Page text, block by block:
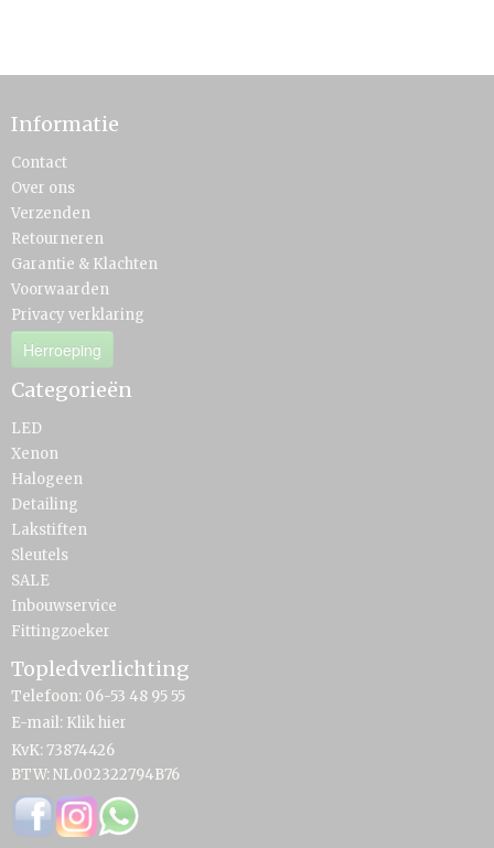
Informatie
Contact
Over ons
Verzenden
Retourneren
Garantie & Klachten
Voorwaarden
Privacy verklaring
Herroeping
Categorieën
LED
Xenon
Halogeen
Detailing
Lakstiften
Sleutels
SALE
Inbouwservice
Fittingzoeker
Topledverlichting
Telefoon: 06-53 48 95 55
E-mail: Klik hier
KvK: 73874426
BTW: NL002322794B76